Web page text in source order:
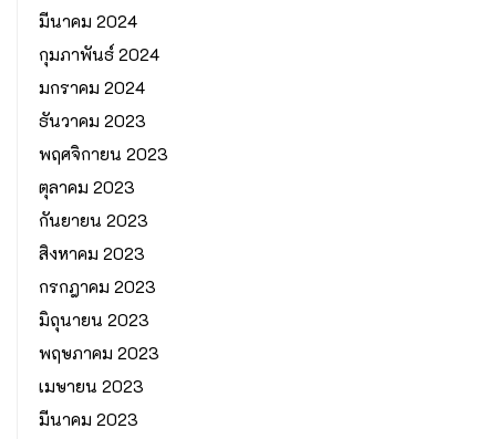
มีนาคม 2024
กุมภาพันธ์ 2024
มกราคม 2024
ธันวาคม 2023
พฤศจิกายน 2023
ตุลาคม 2023
กันยายน 2023
สิงหาคม 2023
กรกฎาคม 2023
มิถุนายน 2023
พฤษภาคม 2023
เมษายน 2023
มีนาคม 2023